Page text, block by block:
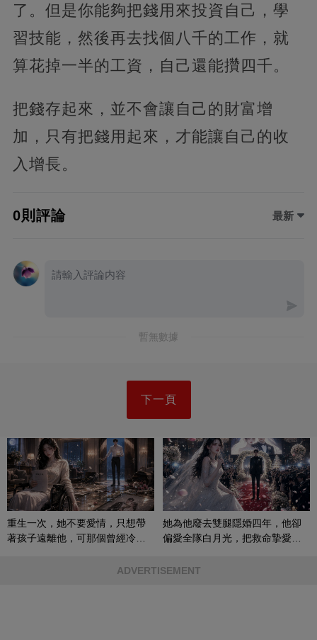
了。但是你能夠把錢用來投資自己，學
習技能，然後再去找個八千的工作，就
算花掉一半的工資，自己還能攢四千。
把錢存起來，並不會讓自己的財富增
加，只有把錢用起來，才能讓自己的收
入增長。
0則評論 最新
暫無數據
下一頁
重生一次，她不要愛情，只想帶
著孩子遠離他，可那個曾經冷漠
她為他廢去雙腿隱婚四年，他卻
偏愛全隊白月光，把救命摯愛當
ADVERTISEMENT